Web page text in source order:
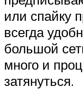
или спайку
всегда
большой
много и
затянуться.